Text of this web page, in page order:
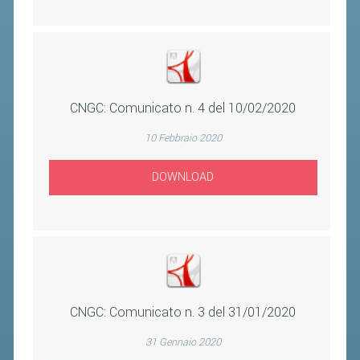
CNGC: Comunicato n. 4 del 10/02/2020
10 Febbraio 2020
DOWNLOAD
CNGC: Comunicato n. 3 del 31/01/2020
31 Gennaio 2020
CORSI
MATERIALE DIDATTICO
DOCUMENTAZIONE E RICERCA
CONVENZIONI UNIVERSITÀ
DOCENTI FORMATORI
(D)ISTANTI DI B@DMINTON
FEDERAZIONE TRASPARENTE
AMMISSIONE, AFFILIAZIONE E
E TESSERATI